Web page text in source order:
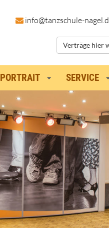
info@tanzschule-
Verträge hier
PORTRAIT SERVICE